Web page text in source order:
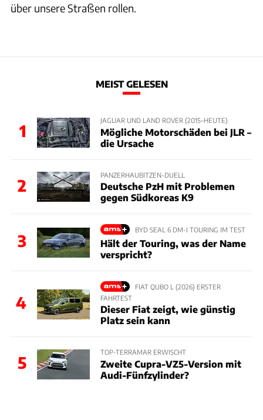
über unsere Straßen rollen.
MEIST GELESEN
1
JAGUAR UND LAND ROVER (2015–HEUTE)
Mögliche Motorschäden bei JLR –
die Ursache
2
PANZERHAUBITZEN-DUELL
Deutsche PzH mit Problemen
gegen Südkoreas K9
3
BYD SEAL 6 DM-I TOURING IM TEST
Hält der Touring, was der Name
verspricht?
4
FIAT QUBO L (2026) ERSTER
FAHRTEST
Dieser Fiat zeigt, wie günstig
Platz sein kann
5
TOP-TERRAMAR ERWISCHT
Zweite Cupra-VZ5-Version mit
Audi-Fünfzylinder?